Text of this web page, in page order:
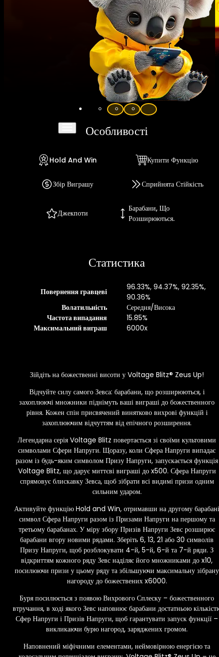
Зійдіть на божественні висоти у Voltage Blitz® Zeus Up!
Відчуйте силу самого Зевса: барабани, що розширюються, і
захоплюючі множники піднімуть ваші виграші до божественного
рівня. Кожен спін присвячений винятково вихрові функцій і
захоплюючим відчуттям від епічного розширення.
Легендарна серія Voltage Blitz повертається зі своїми культовими
символами Сфери Напруги. Щоразу, коли Сфера Напруги випадає
разом із будь-яким символом Призу Напруги, запускається функція
Voltage Blitz, що дарує миттєві виграші до x500. Сфера Напруги
спрямовує блискавку Зевса, щоб зібрати всі видимі призи одним
сильним ударом.
Активуйте функцію Hold and Win, отримавши на другому барабані
символ Сфера Напруги разом із Призами Напруги на першому та
третьому барабанах. У міру збору Призів Напруги Зевс розширює
барабани вгору новими рядами. Зберіть 6, 13, 21 або 30 символів
Призу Напруги, щоб розблокувати 4-й, 5-й, 6-й та 7-й ряди. З
відкриттям кожного ряду Зевс наділяє його множниками до x10,
посилюючи призи у цьому ряду та збільшуючи максимальну зібрану
нагороду до божествених x6000.
Буря посилюється з появою Вихрового Сплеску – божественного
втручання, в ході якого Зевс наповнює барабани достатньою
Сфер Напруги і Призів Напруги, щоб гарантувати запуск функції –
викликаючи бурю нагород, заряджених громом.
Наповнений міфічними елементами, неймовірною енергією та
Особливості
Hold And Win Купити Функцію
Збір Виграшу Сприйнята Стійкість
Джекпоти
Барабани, Що
Розширюються.
Статистика
Повернення гравцеві
96.33%, 94.37%, 92.35%,
90.36%
Волатильність
Середня/Висока
Частота випадання
15.85%
Максимальний виграш
6000x